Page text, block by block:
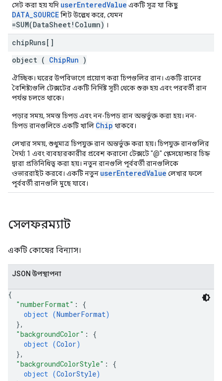
সেট করা হয় যদি userEnteredValue একটি সূত্র যা কিছু
DATA_SOURCEশিট উল্লেখ করে, যেমন
=SUM(DataSheet!Column) ।
chipRuns[]
object ( ChipRun )
ঐচ্ছিক। ঘরের উপবিভাগে প্রয়োগ করা চিপগুলির রান। একটি রানের
বৈশিষ্ট্যগুলি টেক্সটের একটি নির্দিষ্ট সূচী থেকে শুরু হয় এবং পরবর্তী রান
পর্যন্ত চলতে থাকে।
পড়ার সময়, সমস্ত চিপড এবং নন-চিপড রান অন্তর্ভুক্ত করা হয়। নন-
চিপড রানগুলিতে একটি খালি Chip থাকবে।
লেখার সময়, শুধুমাত্র চিপযুক্ত রান অন্তর্ভুক্ত করা হয়। চিপযুক্ত রানগুলির
দৈর্ঘ্য 1 এবং ব্যবহারকারীর প্রবেশ করানো টেক্সটে "@" প্লেসহোল্ডার চিহ্ন
দ্বারা প্রতিনিধিত্ব করা হয়। নতুন রানগুলি পূর্ববর্তী রানগুলিকে
ওভাররাইট করবে। একটি নতুন userEnteredValue লেখার ফলে
পূর্ববর্তী রানগুলি মুছে যাবে।
সেলফরম্যাট
একটি কোষের বিন্যাস।
JSON উপস্থাপনা
{
"numberFormat" : {
object (NumberFormat)
},
"backgroundColor" : {
object (Color)
},
"backgroundColorStyle" : {
object (ColorStyle)